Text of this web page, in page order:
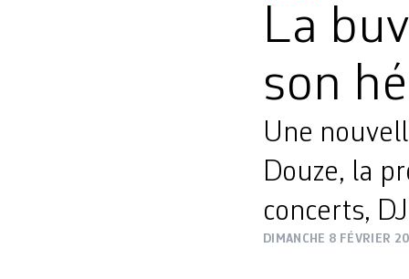
La
son
Une
Douze, la
concerts,
DIMANCHE 8 FÉVRIER